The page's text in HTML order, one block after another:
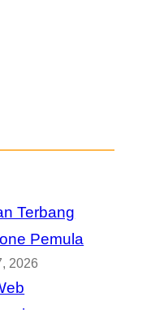
Terbang
Pemula
2026